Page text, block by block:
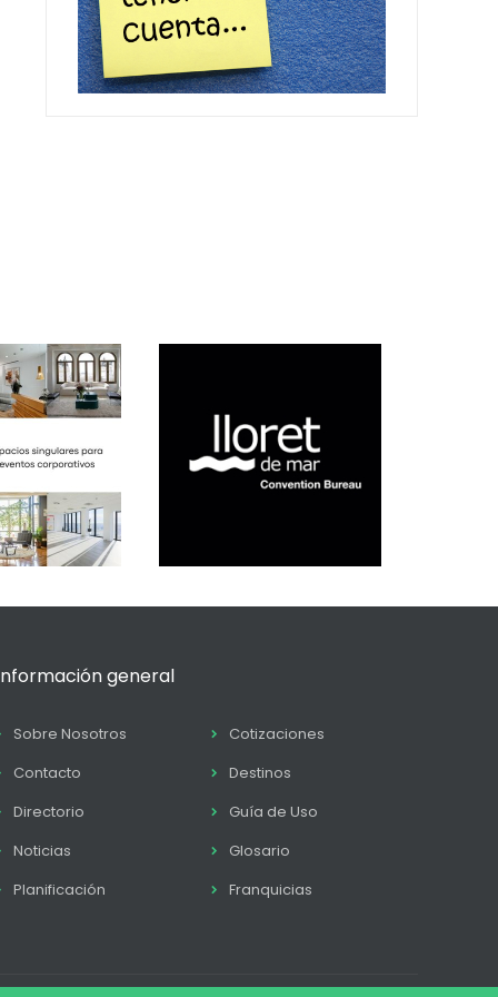
general
Sobre Nosotros
Cotizaciones
Contacto
Destinos
Directorio
Guía de Uso
Noticias
Glosario
Planificación
Franquicias